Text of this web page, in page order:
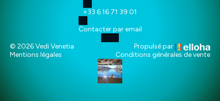
+33 6 16 71 39 01
Contacter par email
© 2026 Vedi Venetia
Propulsé par
Mentions légales
Conditions générales de vente